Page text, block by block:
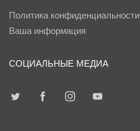
Политика конфиденциальности
Ваша информация
СОЦИАЛЬНЫЕ МЕДИА